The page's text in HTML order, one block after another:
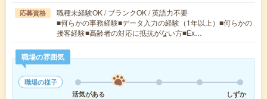
応募資格
職種未経験OK / ブランクOK / 英語力不要
■何らかの事務経験■データ入力の経験（1年以上）■何らかの
接客経験■高齢者の対応に抵抗がない方■Ex…
職場の雰囲気
職場の様子
活気がある
しずか